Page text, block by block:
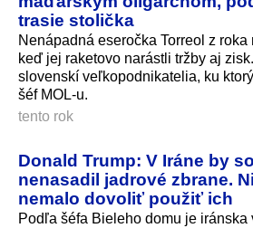
trasie stolička
Nenápadná eseročka Torreol z
keď jej raketovo narástli tržby aj
slovenskí veľkopodnikatelia, ku
šéf MOL-u.
tento rok
Donald Trump: V Iráne by
nenasadil jadrové zbrane.
nemalo dovoliť použiť ich
Podľa šéfa Bieleho domu je iránska